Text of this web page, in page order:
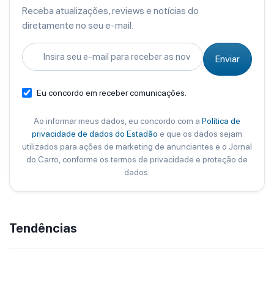
Receba atualizações, reviews e notícias do
diretamente no seu e-mail.
Enviar
Eu concordo em receber comunicações.
Ao informar meus dados, eu concordo com a Política de
privacidade de dados do Estadão e que os dados sejam
utilizados para ações de marketing de anunciantes e o Jornal
do Carro, conforme os termos de privacidade e proteção de
dados.
Tendências